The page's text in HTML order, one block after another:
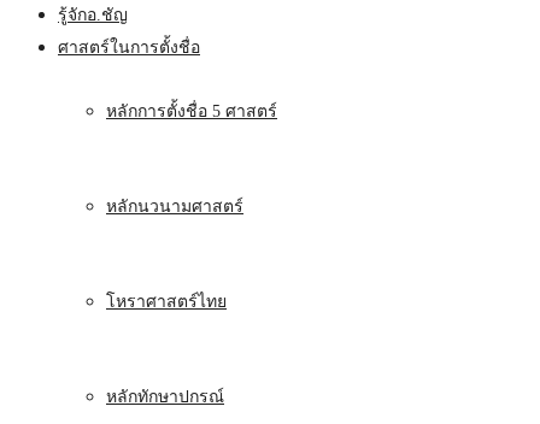
รู้จักอ.ชัญ
ศาสตร์ในการตั้งชื่อ
หลักการตั้งชื่อ 5 ศาสตร์
หลักนวนามศาสตร์
โหราศาสตร์ไทย
หลักทักษาปกรณ์